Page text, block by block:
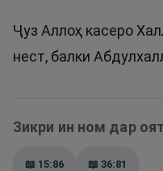
Ҷуз Аллоҳ касеро
нест, балки
Зикри ин ном дар
📖 15:86 📖 36:81